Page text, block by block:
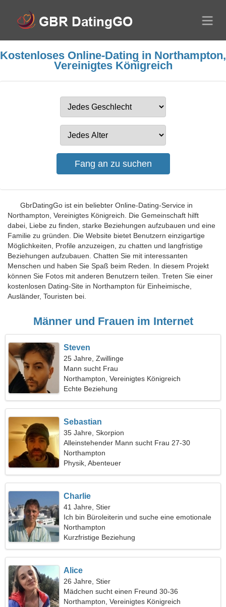
Kostenloses Online-Dating in Northampton,
Vereinigtes Königreich
GbrDatingGo ist ein beliebter Online-Dating-Service in
Northampton, Vereinigtes Königreich. Die Gemeinschaft hilft
dabei, Liebe zu finden, starke Beziehungen aufzubauen und eine
Familie zu gründen. Die Website bietet Benutzern einzigartige
Möglichkeiten, Profile anzuzeigen, zu chatten und langfristige
Beziehungen aufzubauen. Chatten Sie mit interessanten
Menschen und haben Sie Spaß beim Reden. In diesem Projekt
können Sie Fotos mit anderen Benutzern teilen. Treten Sie einer
kostenlosen Dating-Site in Northampton für Einheimische,
Ausländer, Touristen bei.
Männer und Frauen im Internet
Steven
25 Jahre, Zwillinge
Mann sucht Frau
Northampton, Vereinigtes Königreich
Echte Beziehung
Sebastian
35 Jahre, Skorpion
Alleinstehender Mann sucht Frau 27-30
Northampton
Physik, Abenteuer
Charlie
41 Jahre, Stier
Ich bin Büroleiterin und suche eine emotionale
Frau
Northampton
Kurzfristige Beziehung
Alice
26 Jahre, Stier
Mädchen sucht einen Freund 30-36
Northampton, Vereinigtes Königreich